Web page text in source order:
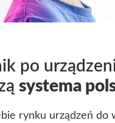
po
systema
rynku urządzeń do